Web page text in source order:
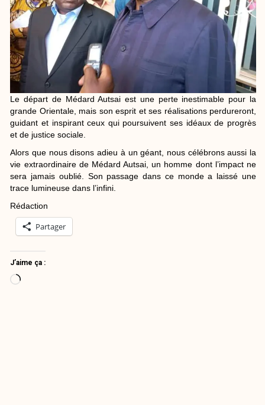
Le départ de Médard Autsai est une perte inestimable pour la
grande Orientale, mais son esprit et ses réalisations perdureront,
guidant et inspirant ceux qui poursuivent ses idéaux de progrès
et de justice sociale.
Alors que nous disons adieu à un géant, nous célébrons aussi la
vie extraordinaire de Médard Autsai, un homme dont l’impact ne
sera jamais oublié. Son passage dans ce monde a laissé une
trace lumineuse dans l’infini.
Rédaction
Partager
J’aime ça :